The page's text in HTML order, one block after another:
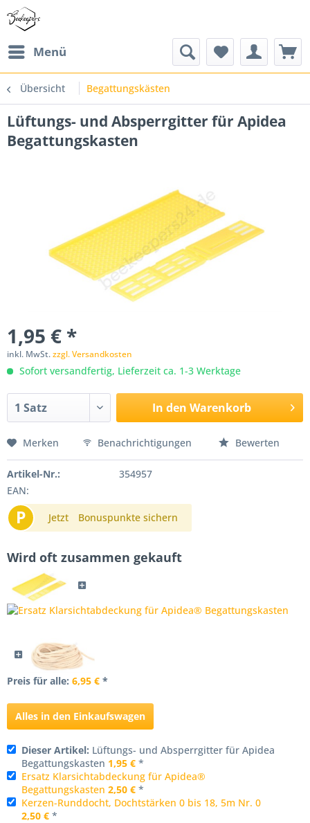
Menü
Übersicht Begattungskästen
Lüftungs- und Absperrgitter für Apidea
Begattungskasten
1,95 € *
inkl. MwSt.zzgl. Versandkosten
Sofort versandfertig, Lieferzeit ca. 1-3 Werktage
In den Warenkorb
Merken Benachrichtigungen Bewerten
Artikel-Nr.:
354957
EAN:
P Jetzt Bonuspunkte sichern
Wird oft zusammen gekauft
Preis für alle: 6,95 € *
Alles in den Einkaufswagen
Dieser Artikel: Lüftungs- und Absperrgitter für Apidea
Begattungskasten 1,95 € *
Ersatz Klarsichtabdeckung für Apidea®
Begattungskasten 2,50 € *
Kerzen-Runddocht, Dochtstärken 0 bis 18, 5m Nr. 0
2,50 € *